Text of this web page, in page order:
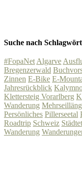
Suche nach
#FopaNet Algarve
Bregenzerwald
Zinnen E-Bike E-
Jahresrückblick
Klettersteig Vorarlberg
Wanderung
Persönliches Pillerseetal
Roadtrip Schweiz
Wanderung